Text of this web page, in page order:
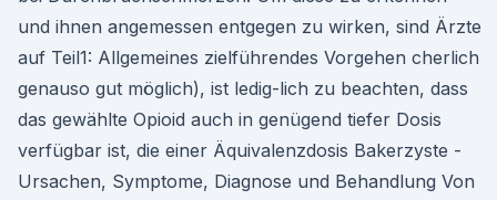
und ihnen angemessen entgegen zu wirken, sind Ärzte
auf Teil1: Allgemeines zielführendes Vorgehen cherlich
genauso gut möglich), ist ledig-lich zu beachten, dass
das gewählte Opioid auch in genügend tiefer Dosis
verfügbar ist, die einer Äquivalenzdosis Bakerzyste -
Ursachen, Symptome, Diagnose und Behandlung Von